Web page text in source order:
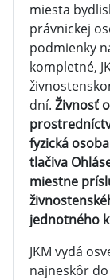
miesta
právnickej
podmienky
kompletné,
dní. Živnosť
fyzická
tlačiva
miestne
jednotného
JKM vydá
najneskôr